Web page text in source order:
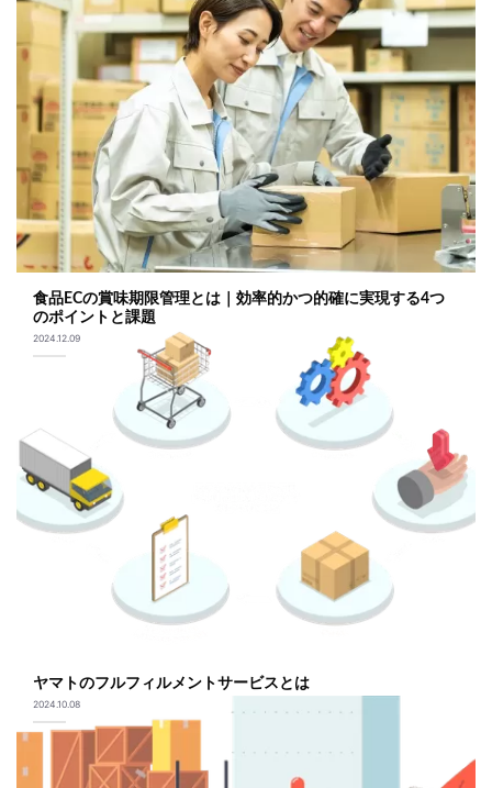
食品ECの賞味期限管理とは｜効率的かつ的確に実現する4つ
のポイントと課題
2024.12.09
ヤマトのフルフィルメントサービスとは
2024.10.08